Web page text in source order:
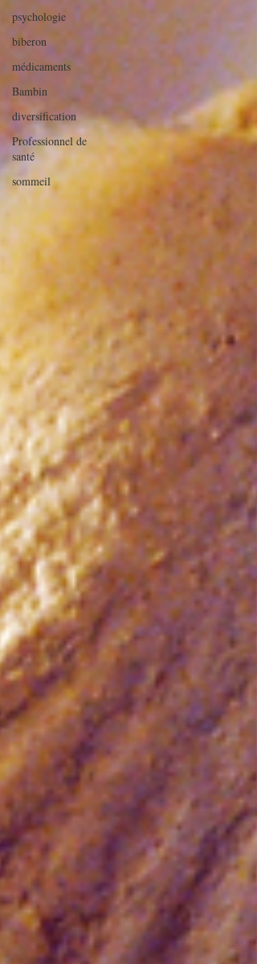
psychologie
biberon
médicaments
Bambin
diversification
Professionnel de
santé
sommeil